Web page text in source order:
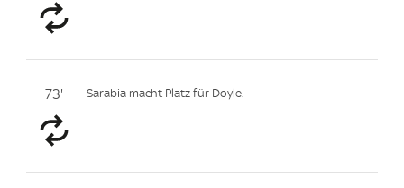
73' Sarabia macht Platz für Doyle.